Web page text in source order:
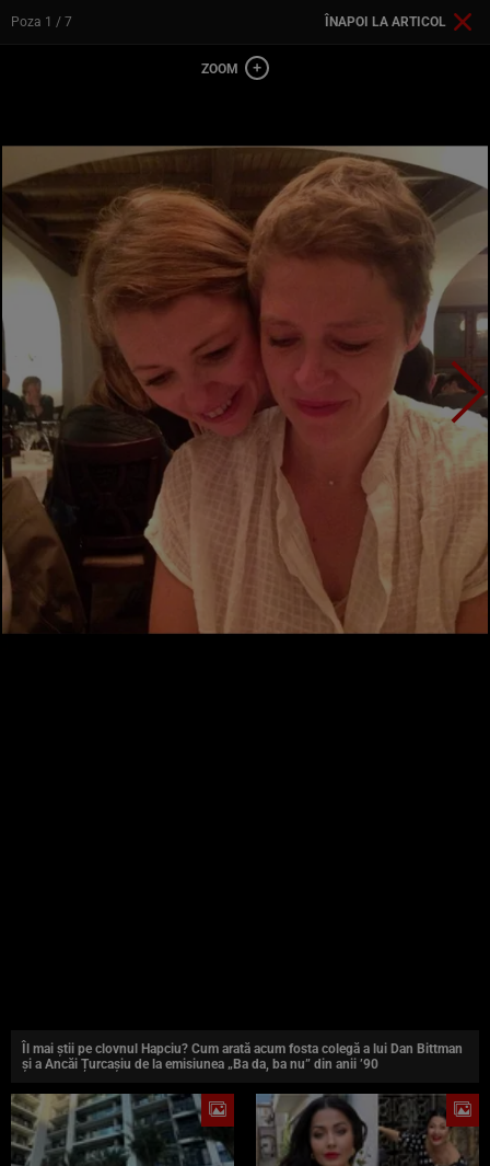
Poza 1 / 7 ÎNAPOI LA ARTICOL
Îl mai știi pe clovnul Hapciu? Cum arată acum fosta colegă a lui Dan Bittman
și a Ancăi Țurcașiu de la emisiunea „Ba da, ba nu” din anii ’90